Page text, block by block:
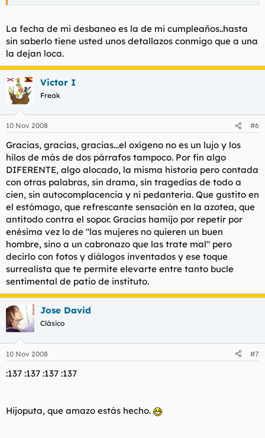
La fecha de mi desbaneo es la de mi cumpleaños..hasta
sin saberlo tiene usted unos detallazos conmigo que a una
la dejan loca.
Victor I
Freak
10 Nov 2008 #6
Gracias, gracias, gracias...el oxígeno no es un lujo y los
hilos de más de dos párrafos tampoco. Por fin algo
DIFERENTE, algo alocado, la misma historia pero contada
con otras palabras, sin drama, sin tragedias de todo a
cien, sin autocomplacencia y ni pedanteria. Que gustito en
el estómago, que refrescante sensación en la azotea, que
antítodo contra el sopor. Gracias hamijo por repetir por
enésima vez lo de "las mujeres no quieren un buen
hombre, sino a un cabronazo que las trate mal" pero
decirlo con fotos y diálogos inventados y ese toque
surrealista que te permite elevarte entre tanto bucle
sentimental de patio de instituto.
Jose David
Clásico
10 Nov 2008 #7
:137 :137 :137 :137
Hijoputa, que amazo estás hecho.